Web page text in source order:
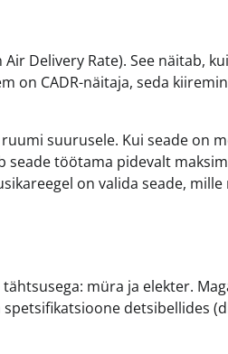
Delivery Rate). See näitab,
on CADR-näitaja, seda
suurusele. Kui seade on
töötama pidevalt
on valida seade, mille
müra ja elekter.
detsibellides